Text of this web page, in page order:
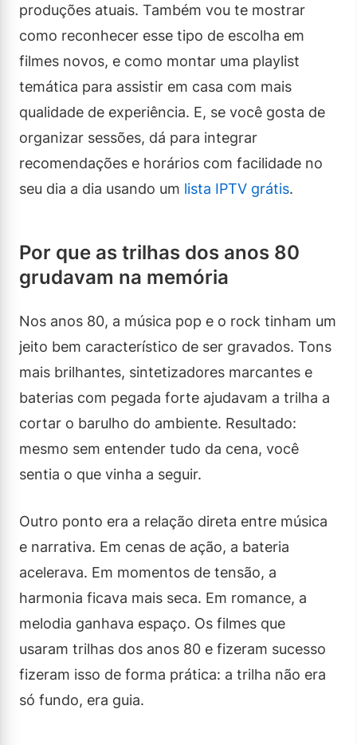
produções atuais. Também vou te mostrar
como reconhecer esse tipo de escolha em
filmes novos, e como montar uma playlist
temática para assistir em casa com mais
qualidade de experiência. E, se você gosta de
organizar sessões, dá para integrar
recomendações e horários com facilidade no
seu dia a dia usando um lista IPTV grátis.
Por que as trilhas dos anos 80
grudavam na memória
Nos anos 80, a música pop e o rock tinham um
jeito bem característico de ser gravados. Tons
mais brilhantes, sintetizadores marcantes e
baterias com pegada forte ajudavam a trilha a
cortar o barulho do ambiente. Resultado:
mesmo sem entender tudo da cena, você
sentia o que vinha a seguir.
Outro ponto era a relação direta entre música
e narrativa. Em cenas de ação, a bateria
acelerava. Em momentos de tensão, a
harmonia ficava mais seca. Em romance, a
melodia ganhava espaço. Os filmes que
usaram trilhas dos anos 80 e fizeram sucesso
fizeram isso de forma prática: a trilha não era
só fundo, era guia.